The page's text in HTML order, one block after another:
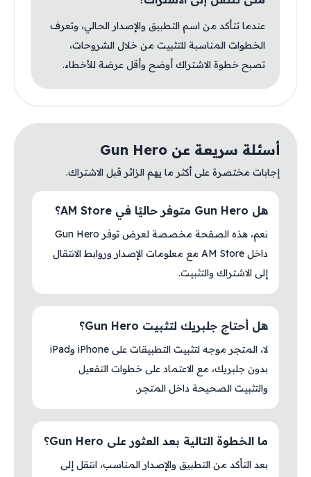
عندما تتأكد من اسم التطبيق والإصدار الحالي، وتعرف
الخطوات المناسبة للتثبيت من خلال الشروحات،
تصبح خطوة الاشتراك أوضح وأقل عرضة للأخطاء.
أسئلة سريعة عن Gun Hero
إجابات مختصرة على أكثر ما يهم الزائر قبل الاشتراك.
هل Gun Hero متوفر حاليًا في AM Store؟
نعم، هذه الصفحة مخصصة لعرض توفر Gun Hero
داخل AM Store مع معلومات الإصدار وروابط الانتقال
إلى الاشتراك والتثبيت.
هل أحتاج جلبريك لتثبيت Gun Hero؟
لا، المتجر موجه لتثبيت التطبيقات على iPhone وiPad
بدون جلبريك، مع الاعتماد على خطوات التفعيل
والتثبيت الصحيحة داخل المتجر.
ما الخطوة التالية بعد العثور على Gun Hero؟
بعد التأكد من التطبيق والإصدار المناسب، انتقل إلى